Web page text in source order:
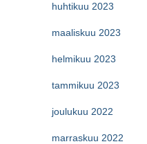
huhtikuu 2023
maaliskuu 2023
helmikuu 2023
tammikuu 2023
joulukuu 2022
marraskuu 2022